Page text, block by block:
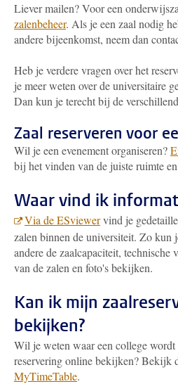
Liever mailen? Voor een
zalenbeheer. Als je een zaal nodig
andere bijeenkomst, neem dan
Heb je verdere vragen over het
je meer weten over de universitaire
Dan kun je terecht bij de
Zaal reserveren voor
Wil je een evenement organiseren?
bij het vinden van de juiste ruimte
Waar vind ik
Via de ESviewervind je
zalen binnen de universiteit. Zo kun
andere de zaalcapaciteit,
van de zalen en foto's bekijken.
Kan ik mijn
bekijken?
Wil je weten waar een college
reservering online bekijken? Bekijk
MyTimeTable.